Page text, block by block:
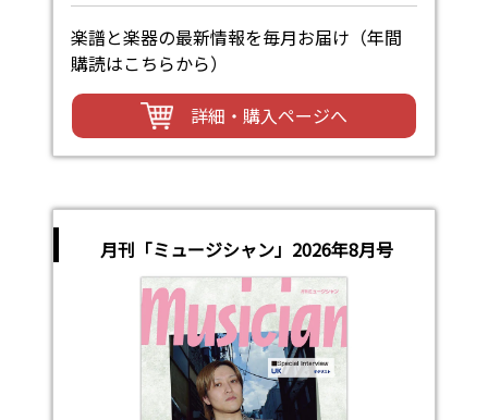
楽譜と楽器の最新情報を毎月お届け（年間
購読はこちらから）
詳細・購入ページへ
月刊「ミュージシャン」2026年8月号